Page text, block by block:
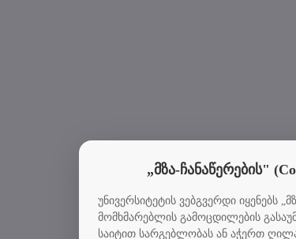
„მზა-ჩანაწერების"
უნივერსიტეტის ვებგვერდი იყენებს
მომხმარებლის გამოცდილების
საიტით სარგებლობას ან აჭერთ